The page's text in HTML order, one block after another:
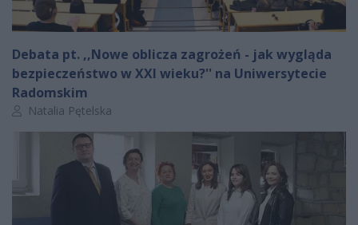
Debata pt. ,,Nowe oblicza zagrożeń - jak wygląda
bezpieczeństwo w XXI wieku?'' na Uniwersytecie
Radomskim
Autor artykułu:
Natalia Pętelska